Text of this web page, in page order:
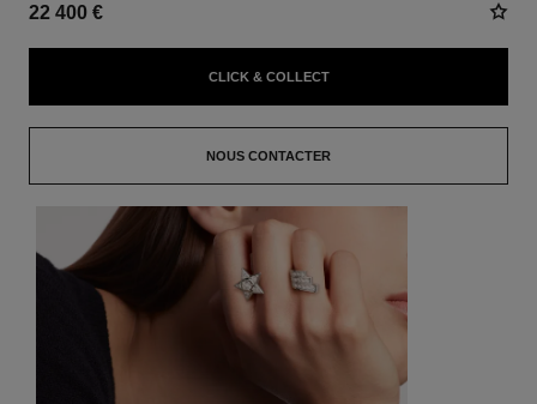
22 400 €
CLICK & COLLECT
NOUS CONTACTER